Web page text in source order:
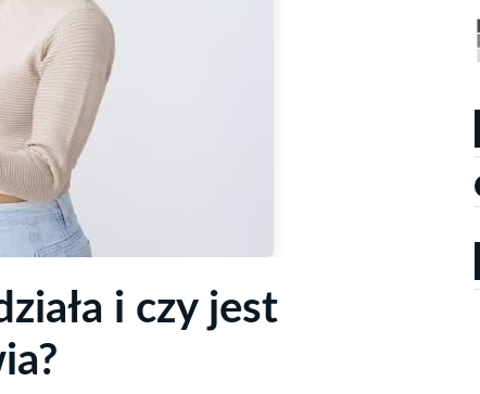
i czy jest